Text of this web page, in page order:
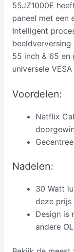
55JZ1000E
paneel met een
Intelligent
beeldverversing
55 inch & 65 en
universele
Voordelen:
Netflix
Nadelen:
30 Watt
deze prijs
Design is
andere